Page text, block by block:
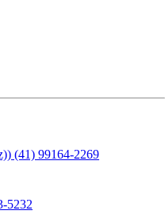
(41) 99164-2269
5232